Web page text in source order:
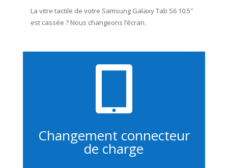
La vitre tactile de votre Samsung Galaxy Tab S6 10.5″
est cassée ? Nous changeons l’écran.
Changement connecteur
de charge